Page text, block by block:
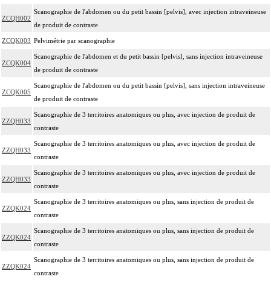
ZCQH002
Scanographie de l'abdomen ou du petit bassin [pelvis], avec injection intraveineuse
de produit de contraste
ZCQK003 Pelvimétrie par scanographie
ZCQK004
Scanographie de l'abdomen et du petit bassin [pelvis], sans injection intraveineuse
de produit de contraste
ZCQK005
Scanographie de l'abdomen ou du petit bassin [pelvis], sans injection intraveineuse
de produit de contraste
ZZQH033
Scanographie de 3 territoires anatomiques ou plus, avec injection de produit de
contraste
ZZQH033
Scanographie de 3 territoires anatomiques ou plus, avec injection de produit de
contraste
ZZQH033
Scanographie de 3 territoires anatomiques ou plus, avec injection de produit de
contraste
ZZQK024
Scanographie de 3 territoires anatomiques ou plus, sans injection de produit de
contraste
ZZQK024
Scanographie de 3 territoires anatomiques ou plus, sans injection de produit de
contraste
ZZQK024
Scanographie de 3 territoires anatomiques ou plus, sans injection de produit de
contraste